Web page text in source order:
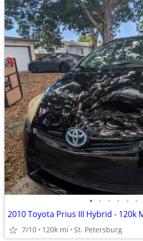
• • • • • •
7/10 120k mi St. Petersburg